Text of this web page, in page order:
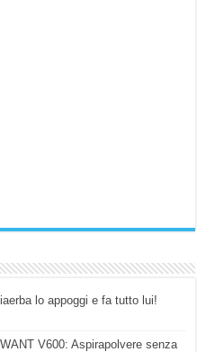
lo appoggi e fa tutto lui!
V600: Aspirapolvere senza